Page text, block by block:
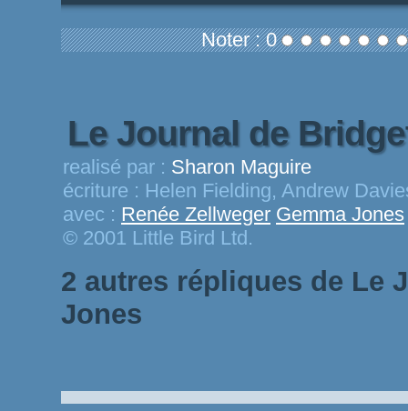
Noter : 0
Le Journal de
realisé par : Sharon Maguire
écriture : Helen Fielding, Andrew
avec : Renée Zellweger Gemma Jones
© 2001 Little Bird Ltd.
2 autres répliques de Le
Jones